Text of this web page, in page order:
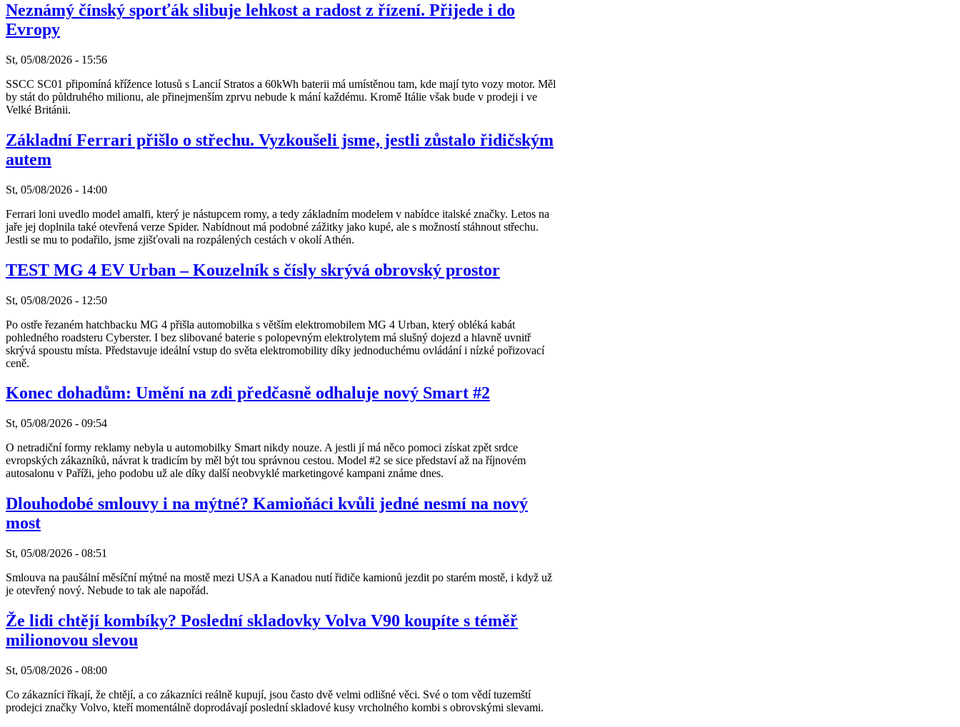
Neznámý čínský sporťák slibuje lehkost a radost z řízení. Přijede i do
Evropy
St, 05/08/2026 - 15:56
SSCC SC01 připomíná křížence lotusů s Lancií Stratos a 60kWh baterii má umístěnou tam, kde mají tyto vozy motor. Měl
by stát do půldruhého milionu, ale přinejmenším zprvu nebude k mání každému. Kromě Itálie však bude v prodeji i ve
Velké Británii.
Základní Ferrari přišlo o střechu. Vyzkoušeli jsme, jestli zůstalo řidičským
autem
St, 05/08/2026 - 14:00
Ferrari loni uvedlo model amalfi, který je nástupcem romy, a tedy základním modelem v nabídce italské značky. Letos na
jaře jej doplnila také otevřená verze Spider. Nabídnout má podobné zážitky jako kupé, ale s možností stáhnout střechu.
Jestli se mu to podařilo, jsme zjišťovali na rozpálených cestách v okolí Athén.
TEST MG 4 EV Urban – Kouzelník s čísly skrývá obrovský prostor
St, 05/08/2026 - 12:50
Po ostře řezaném hatchbacku MG 4 přišla automobilka s větším elektromobilem MG 4 Urban, který obléká kabát
pohledného roadsteru Cyberster. I bez slibované baterie s polopevným elektrolytem má slušný dojezd a hlavně uvnitř
skrývá spoustu místa. Představuje ideální vstup do světa elektromobility díky jednoduchému ovládání i nízké pořizovací
ceně.
Konec dohadům: Umění na zdi předčasně odhaluje nový Smart #2
St, 05/08/2026 - 09:54
O netradiční formy reklamy nebyla u automobilky Smart nikdy nouze. A jestli jí má něco pomoci získat zpět srdce
evropských zákazníků, návrat k tradicím by měl být tou správnou cestou. Model #2 se sice představí až na říjnovém
autosalonu v Paříži, jeho podobu už ale díky další neobvyklé marketingové kampani známe dnes.
Dlouhodobé smlouvy i na mýtné? Kamioňáci kvůli jedné nesmí na nový
most
St, 05/08/2026 - 08:51
Smlouva na paušální měsíční mýtné na mostě mezi USA a Kanadou nutí řidiče kamionů jezdit po starém mostě, i když už
je otevřený nový. Nebude to tak ale napořád.
Že lidi chtějí kombíky? Poslední skladovky Volva V90 koupíte s téměř
milionovou slevou
St, 05/08/2026 - 08:00
Co zákazníci říkají, že chtějí, a co zákazníci reálně kupují, jsou často dvě velmi odlišné věci. Své o tom vědí tuzemští
prodejci značky Volvo, kteří momentálně doprodávají poslední skladové kusy vrcholného kombi s obrovskými slevami.